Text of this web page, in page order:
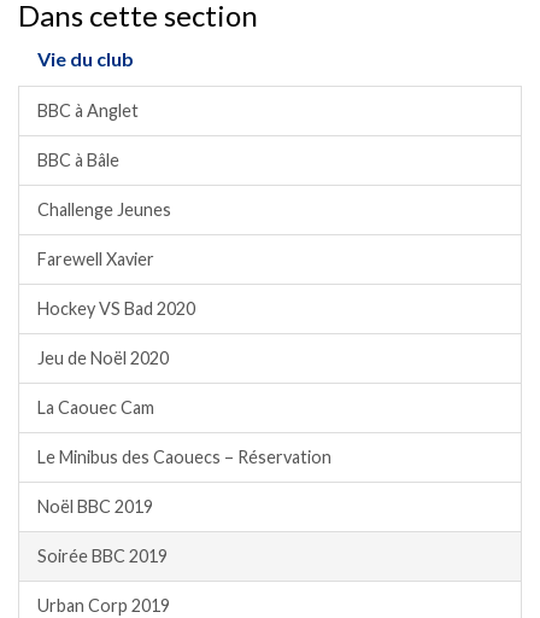
Dans cette section
Vie du club
BBC à Anglet
BBC à Bâle
Challenge Jeunes
Farewell Xavier
Hockey VS Bad 2020
Jeu de Noël 2020
La Caouec Cam
Le Minibus des Caouecs – Réservation
Noël BBC 2019
Soirée BBC 2019
Urban Corp 2019